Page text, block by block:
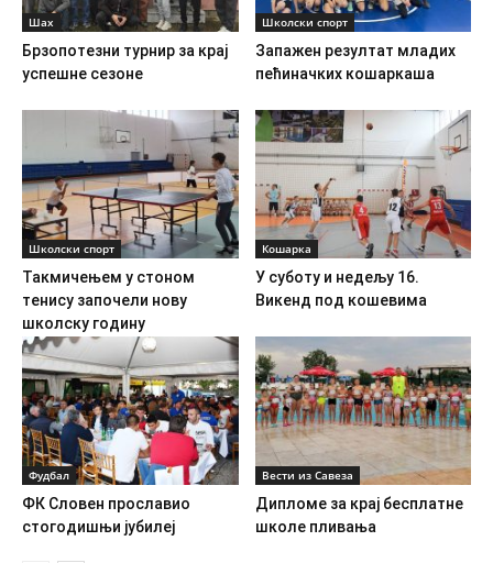
Шах
Брзопотезни турнир за крај
успешне сезоне
Школски спорт
Запажен резултат младих
пећиначких кошаркаша
Школски спорт
Такмичењем у стоном
тенису започели нову
школску годину
Кошарка
У суботу и недељу 16.
Викенд под кошевима
Фудбал
ФК Словен прославио
стогодишњи јубилеј
Вести из Савеза
Дипломе за крај бесплатне
школе пливања